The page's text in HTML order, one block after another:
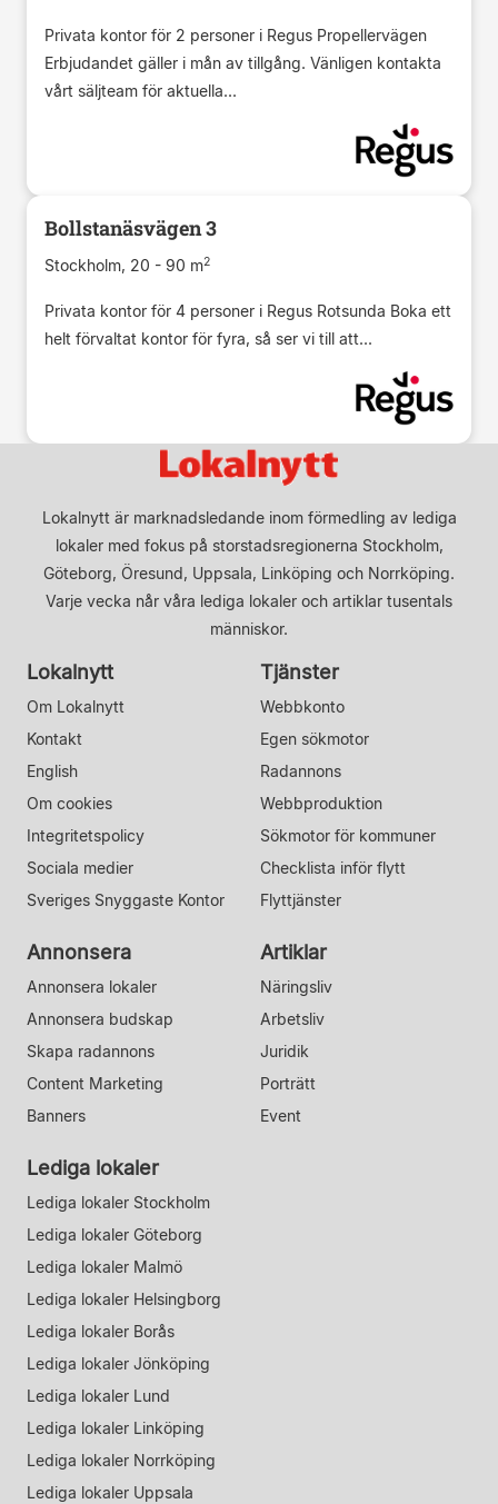
Privata kontor för 2 personer i Regus Propellervägen
Erbjudandet gäller i mån av tillgång. Vänligen kontakta
vårt säljteam för aktuella...
Bollstanäsvägen 3
Stockholm, 20 - 90 m2
Privata kontor för 4 personer i Regus Rotsunda Boka ett
helt förvaltat kontor för fyra, så ser vi till att...
Lokalnytt är marknadsledande inom förmedling av lediga
lokaler med fokus på storstadsregionerna Stockholm,
Göteborg, Öresund, Uppsala, Linköping och Norrköping.
Varje vecka når våra lediga lokaler och artiklar tusentals
människor.
Lokalnytt
Om Lokalnytt
Kontakt
English
Om cookies
Integritetspolicy
Sociala medier
Sveriges Snyggaste Kontor
Tjänster
Webbkonto
Egen sökmotor
Radannons
Webbproduktion
Sökmotor för kommuner
Checklista inför flytt
Flyttjänster
Annonsera
Annonsera lokaler
Annonsera budskap
Skapa radannons
Content Marketing
Banners
Artiklar
Näringsliv
Arbetsliv
Juridik
Porträtt
Event
Lediga lokaler
Lediga lokaler Stockholm
Lediga lokaler Göteborg
Lediga lokaler Malmö
Lediga lokaler Helsingborg
Lediga lokaler Borås
Lediga lokaler Jönköping
Lediga lokaler Lund
Lediga lokaler Linköping
Lediga lokaler Norrköping
Lediga lokaler Uppsala